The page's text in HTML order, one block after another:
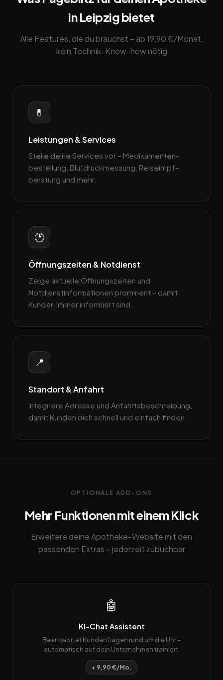
in Leipzig bietet
Alle Features, die du brauchst – ab 19,90 €/Monat,
kein Technik-Know-how nötig
💊
Leistungen & Services
Stelle deine Services vor – Medikamenten­
bestellung, Blutdruckmessung, Reiseimpf­
beratung und mehr.
🕐
Öffnungszeiten & Notdienst
Zeige aktuelle Öffnungszeiten und
Notdienstinformationen prominent – damit
Kunden immer informiert sind.
📍
Standort & Anfahrt
Integriere Adresse und Anfahrtsbeschreibung,
damit Kunden dich schnell und einfach finden.
OPTIONALE ADD-ONS
Mehr Funktionen mit einem Klick
Erweitere deine Apotheke-Website mit den
passenden Extras – jederzeit zubuchbar
🤖
KI-Chat Assistent
Beantwortet Kundenfragen rund um die Uhr –
automatisch auf dein Unternehmen trainiert.
+ 9,90 €/Mo.